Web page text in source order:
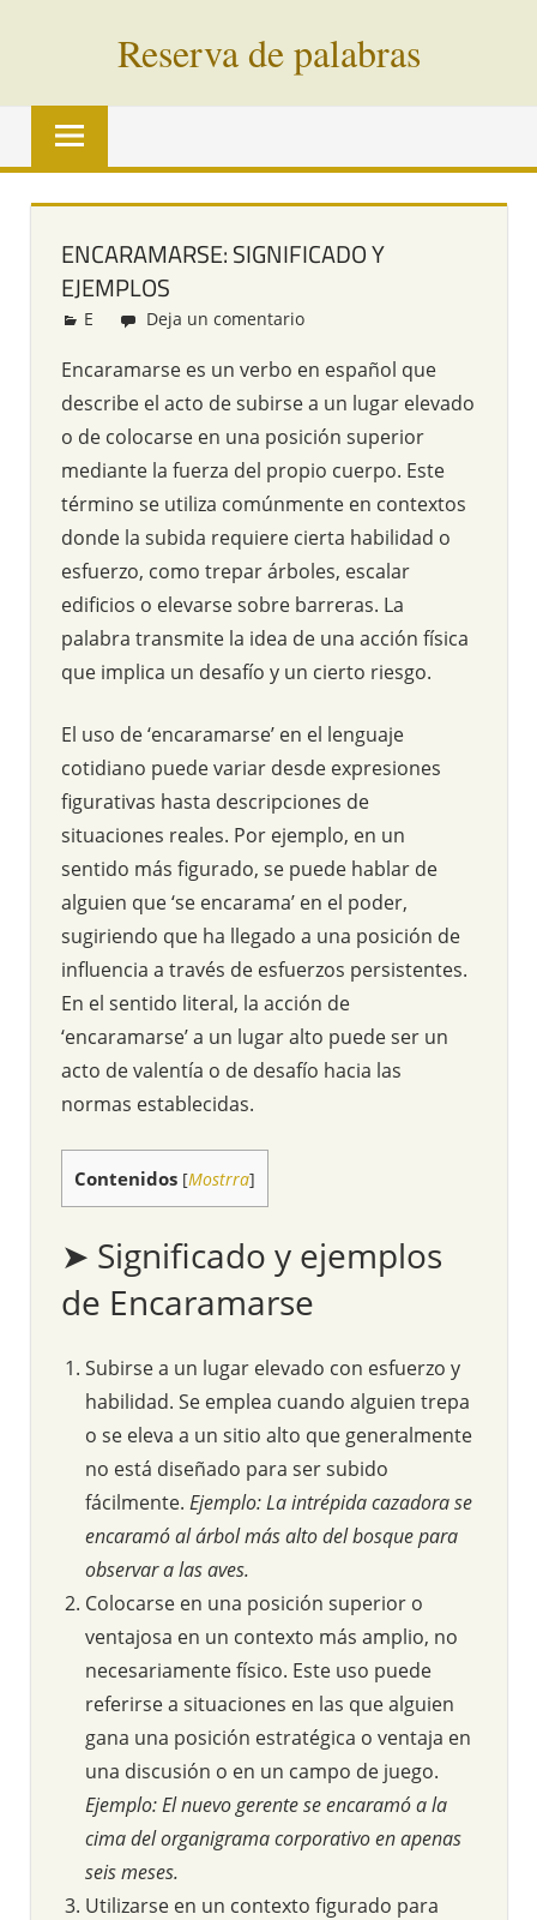
Reserva de palabras
Palabras
vías
todo
ENCARAMARSE: SIGNIFICADO Y
EJEMPLOS
Redacción
E Deja un comentario
Encaramarse es un verbo en español que
describe el acto de subirse a un lugar elevado
o de colocarse en una posición superior
mediante la fuerza del propio cuerpo. Este
término se utiliza comúnmente en contextos
donde la subida requiere cierta habilidad o
esfuerzo, como trepar árboles, escalar
edificios o elevarse sobre barreras. La
palabra transmite la idea de una acción física
que implica un desafío y un cierto riesgo.
El uso de ‘encaramarse’ en el lenguaje
cotidiano puede variar desde expresiones
figurativas hasta descripciones de
situaciones reales. Por ejemplo, en un
sentido más figurado, se puede hablar de
alguien que ‘se encarama’ en el poder,
sugiriendo que ha llegado a una posición de
influencia a través de esfuerzos persistentes.
En el sentido literal, la acción de
‘encaramarse’ a un lugar alto puede ser un
acto de valentía o de desafío hacia las
normas establecidas.
Contenidos [Mostrra]
➤ Significado y ejemplos
de Encaramarse
Subirse a un lugar elevado con esfuerzo y
habilidad. Se emplea cuando alguien trepa
o se eleva a un sitio alto que generalmente
no está diseñado para ser subido
fácilmente. Ejemplo: La intrépida cazadora se
encaramó al árbol más alto del bosque para
observar a las aves.
Colocarse en una posición superior o
ventajosa en un contexto más amplio, no
necesariamente físico. Este uso puede
referirse a situaciones en las que alguien
gana una posición estratégica o ventaja en
una discusión o en un campo de juego.
Ejemplo: El nuevo gerente se encaramó a la
cima del organigrama corporativo en apenas
seis meses.
Utilizarse en un contexto figurado para